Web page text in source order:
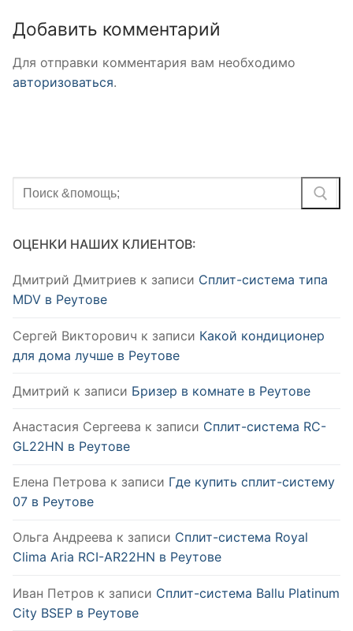
Добавить комментарий
Для отправки комментария вам необходимо
авторизоваться.
Найти:
ОЦЕНКИ НАШИХ КЛИЕНТОВ:
Дмитрий Дмитриев к записи Сплит-система типа
MDV в Реутове
Сергей Викторович к записи Какой кондиционер
для дома лучше в Реутове
Дмитрий к записи Бризер в комнате в Реутове
Анастасия Сергеева к записи Сплит-система RC-
GL22HN в Реутове
Елена Петрова к записи Где купить сплит-систему
07 в Реутове
Ольга Андреева к записи Сплит-система Royal
Clima Aria RCI-AR22HN в Реутове
Иван Петров к записи Сплит-система Ballu Platinum
City BSEP в Реутове